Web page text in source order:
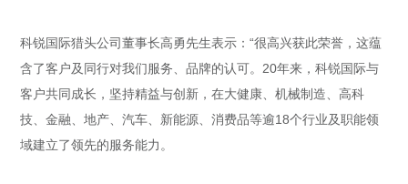
科锐国际猎头公司董事长高勇先生表示：“很高兴获此荣誉，这蕴
含了客户及同行对我们服务、品牌的认可。20年来，科锐国际与
客户共同成长，坚持精益与创新，在大健康、机械制造、高科
技、金融、地产、汽车、新能源、消费品等逾18个行业及职能领
域建立了领先的服务能力。